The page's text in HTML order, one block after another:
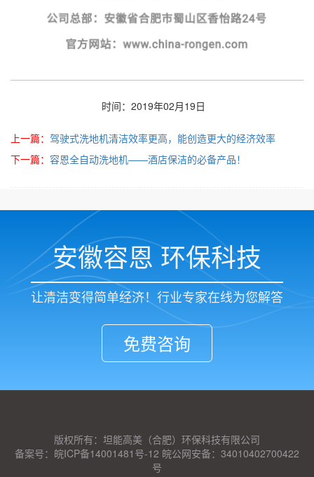
时间：2019年02月19日
上一篇： 驾驶式洗地机清洁效率更高，能创造更大的经济效率
下一篇： 容恩全自动洗地机——酒店保洁的必备产品！
安徽容恩 环保科技
让清洁变得简单经济！行业专家在线为您解答
免费咨询
版权所有：坦能高美（合肥）环保科技有限公司
备案号：皖ICP备14001481号-12 皖公网安备：34010402700422
号